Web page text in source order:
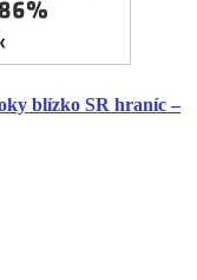
blízko SR hraníc –